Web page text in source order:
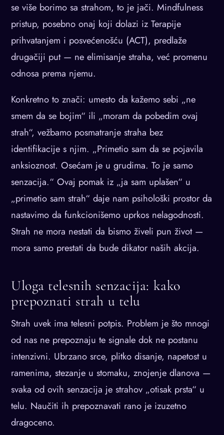
se više borimo sa strahom, to je jači. Mindfulness
pristup, posebno onaj koji dolazi iz Terapije
prihvatanjem i posvećenošću (ACT), predlaže
drugačiji put — ne elimisanje straha, već promenu
odnosa prema njemu.
Konkretno to znači: umesto da kažemo sebi „ne
smem da se bojim“ ili „moram da pobedim ovaj
strah“, vežbamo posmatranje straha bez
identifikacije s njim. „Primetio sam da se pojavila
anksioznost. Osećam je u grudima. To je samo
senzacija.“ Ovaj pomak iz „ja sam uplašen“ u
„primetio sam strah“ daje nam psihološki prostor da
nastavimo da funkcionišemo uprkos nelagodnosti.
Strah ne mora nestati da bismo živeli pun život —
mora samo prestati da bude dikator naših akcija.
Uloga telesnih senzacija: kako
prepoznati strah u telu
Strah uvek ima telesni potpis. Problem je što mnogi
od nas ne prepoznaju te signale dok ne postanu
intenzivni. Ubrzano srce, plitko disanje, napetost u
ramenima, stezanje u stomaku, znojenje dlanova —
svaka od ovih senzacija je strahov „otisak prsta“ u
telu. Naučiti ih prepoznavati rano je izuzetno
dragoceno.